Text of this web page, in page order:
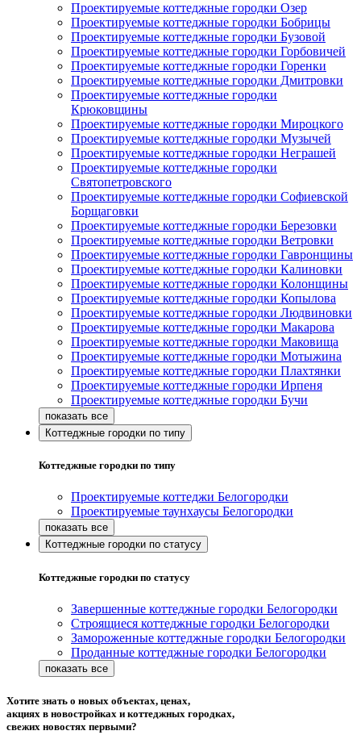
Проектируемые коттеджные городки Озер
Проектируемые коттеджные городки Бобрицы
Проектируемые коттеджные городки Бузовой
Проектируемые коттеджные городки Горбовичей
Проектируемые коттеджные городки Горенки
Проектируемые коттеджные городки Дмитровки
Проектируемые коттеджные городки
Крюковщины
Проектируемые коттеджные городки Мироцкого
Проектируемые коттеджные городки Музычей
Проектируемые коттеджные городки Неграшей
Проектируемые коттеджные городки
Святопетровского
Проектируемые коттеджные городки Софиевской
Борщаговки
Проектируемые коттеджные городки Березовки
Проектируемые коттеджные городки Ветровки
Проектируемые коттеджные городки Гавронщины
Проектируемые коттеджные городки Калиновки
Проектируемые коттеджные городки Колонщины
Проектируемые коттеджные городки Копылова
Проектируемые коттеджные городки Людвиновки
Проектируемые коттеджные городки Макарова
Проектируемые коттеджные городки Маковища
Проектируемые коттеджные городки Мотыжина
Проектируемые коттеджные городки Плахтянки
Проектируемые коттеджные городки Ирпеня
Проектируемые коттеджные городки Бучи
Коттеджные городки по типу
Коттеджные городки по типу
Проектируемые коттеджи Белогородки
Проектируемые таунхаусы Белогородки
Коттеджные городки по статусу
Коттеджные городки по статусу
Завершенные коттеджные городки Белогородки
Строящиеся коттеджные городки Белогородки
Замороженные коттеджные городки Белогородки
Проданные коттеджные городки Белогородки
Хотите знать о новых объектах, ценах,
акциях в новостройках и коттеджных городках,
свежих новостях первыми?